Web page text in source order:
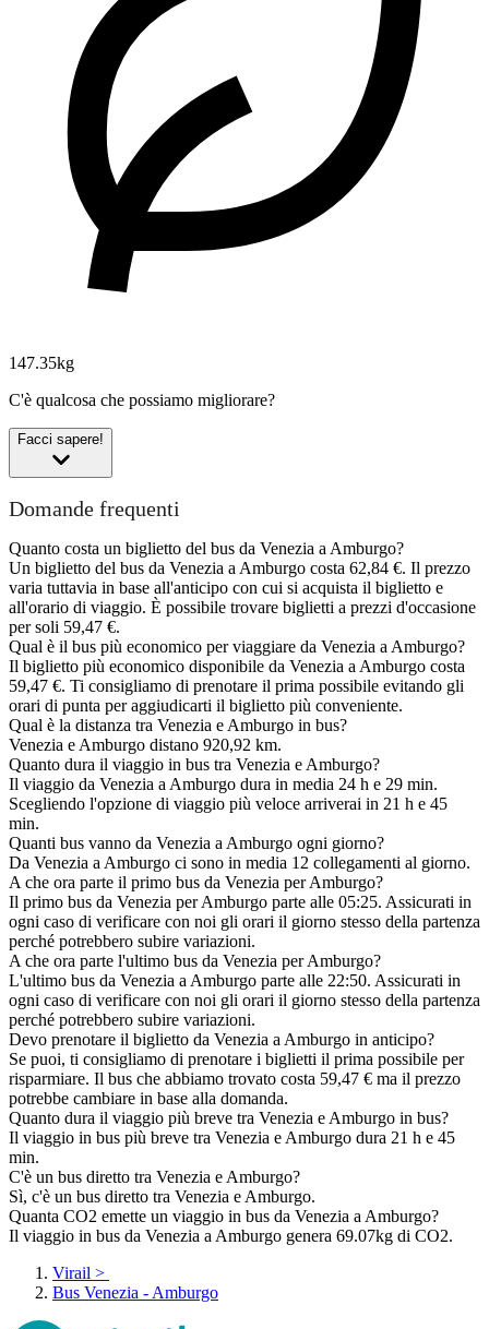
147.35kg
C'è qualcosa che possiamo migliorare?
Facci sapere!
Domande frequenti
Quanto costa un biglietto del bus da Venezia a Amburgo?
Un biglietto del bus da Venezia a Amburgo costa 62,84 €. Il prezzo
varia tuttavia in base all'anticipo con cui si acquista il biglietto e
all'orario di viaggio. È possibile trovare biglietti a prezzi d'occasione
per soli 59,47 €.
Qual è il bus più economico per viaggiare da Venezia a Amburgo?
Il biglietto più economico disponibile da Venezia a Amburgo costa
59,47 €. Ti consigliamo di prenotare il prima possibile evitando gli
orari di punta per aggiudicarti il biglietto più conveniente.
Qual è la distanza tra Venezia e Amburgo in bus?
Venezia e Amburgo distano 920,92 km.
Quanto dura il viaggio in bus tra Venezia e Amburgo?
Il viaggio da Venezia a Amburgo dura in media 24 h e 29 min.
Scegliendo l'opzione di viaggio più veloce arriverai in 21 h e 45
min.
Quanti bus vanno da Venezia a Amburgo ogni giorno?
Da Venezia a Amburgo ci sono in media 12 collegamenti al giorno.
A che ora parte il primo bus da Venezia per Amburgo?
Il primo bus da Venezia per Amburgo parte alle 05:25. Assicurati in
ogni caso di verificare con noi gli orari il giorno stesso della partenza
perché potrebbero subire variazioni.
A che ora parte l'ultimo bus da Venezia per Amburgo?
L'ultimo bus da Venezia a Amburgo parte alle 22:50. Assicurati in
ogni caso di verificare con noi gli orari il giorno stesso della partenza
perché potrebbero subire variazioni.
Devo prenotare il biglietto da Venezia a Amburgo in anticipo?
Se puoi, ti consigliamo di prenotare i biglietti il prima possibile per
risparmiare. Il bus che abbiamo trovato costa 59,47 € ma il prezzo
potrebbe cambiare in base alla domanda.
Quanto dura il viaggio più breve tra Venezia e Amburgo in bus?
Il viaggio in bus più breve tra Venezia e Amburgo dura 21 h e 45
min.
C'è un bus diretto tra Venezia e Amburgo?
Sì, c'è un bus diretto tra Venezia e Amburgo.
Quanta CO2 emette un viaggio in bus da Venezia a Amburgo?
Il viaggio in bus da Venezia a Amburgo genera 69.07kg di CO2.
Virail >
Bus Venezia - Amburgo